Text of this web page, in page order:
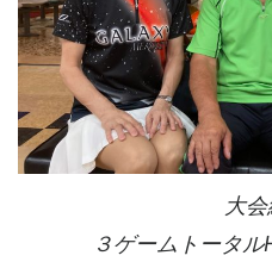
大
３ゲームトータ